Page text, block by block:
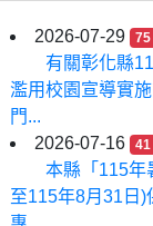
2026-07-29 75
有關彰化縣
濫用校園宣導實
門...
2026-07-16
41
本縣「115年
至115年8月31日)